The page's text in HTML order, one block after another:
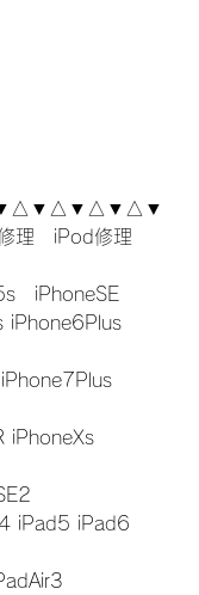
理　iPod修理
　iPhoneSE
iPhone6Plus
iPhoneXs
iPad5 iPad6